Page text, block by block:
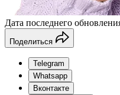
Дата последнего
Поделиться
Telegram
Whatsapp
Вконтакте